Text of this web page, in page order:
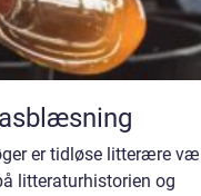
er tidløse litterære
litteraturhistorien og